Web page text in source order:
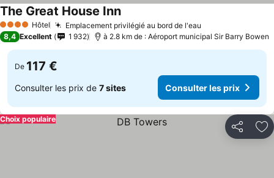
4 Étoiles Hôtel Emplacement privilégié au bord de l'eau
The Great House Inn
8,4 Excellent 1 932 à 2.8 km de : Aéroport municipal Sir Barry Bowen
De 117 €
Consulter les prix de 7 sites Consulter les prix
Partager
Choix populaire